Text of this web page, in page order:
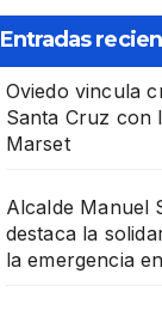
Entradas
Oviedo vincula
Santa Cruz con
Marset
Alcalde Manuel
destaca la
la emergencia